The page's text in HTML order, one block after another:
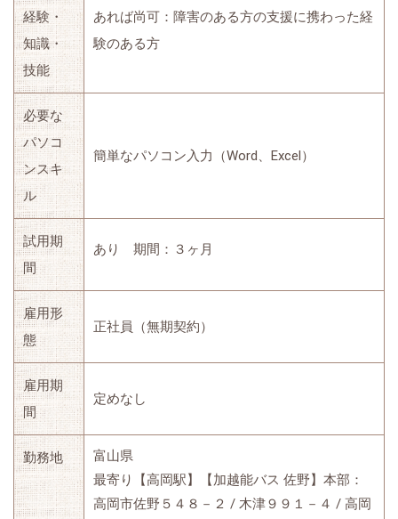
経験・
知識・
技能
あれば尚可：障害のある方の支援に携わった経
験のある方
必要な
パソコ
ンスキ
ル
簡単なパソコン入力（Word、Excel）
試用期
間
あり 期間：３ヶ月
雇用形
態
正社員（無期契約）
雇用期
間
定めなし
勤務地
富山県
最寄り【高岡駅】【加越能バス 佐野】本部：
高岡市佐野５４８－２ / 木津９９１－４ / 高岡